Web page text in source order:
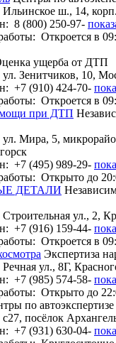
Ильинское ш., 14,
8 (800) 250-97-
Откроется в
ущерба от ДТП
ул. Зенитчиков, 10,
+7 (910) 424-70-
Откроется в
при ДТП
ул. Мира, 5,
+7 (495) 989-29-
Открыто до
ДЕТАЛИ
Строительная ул., 2,
+7 (916) 159-44-
Откроется в
Экспертиза
Речная ул., 8Г,
+7 (985) 574-58-
Открыто до
по автоэкспертизе
с27, посёлок
+7 (931) 630-04-